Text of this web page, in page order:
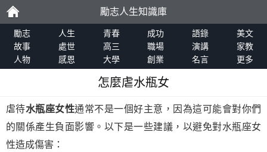
勵
志
勵志人生知識庫
勵志 人生 青春 成功 語錄
美文
故事
處世 高三 職場 演講
家教
人物
感恩 大學 創業 名言 更多
怎麼虐水瓶女
虐待水瓶座女性通常不是一個好主意，因為這可能會對你們
的關係產生負面影響。以下是一些建議，以避免對水瓶座女
性造成傷害：